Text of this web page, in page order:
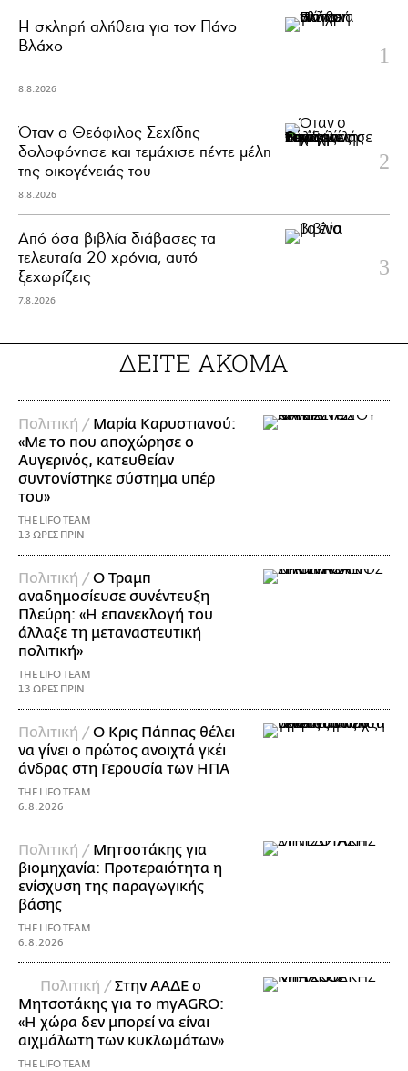
H σκληρή αλήθεια για τον Πάνο
Βλάχο
8.8.2026
Όταν ο Θεόφιλος Σεχίδης
δολοφόνησε και τεμάχισε πέντε μέλη
της οικογένειάς του
8.8.2026
Από όσα βιβλία διάβασες τα
τελευταία 20 χρόνια, αυτό
ξεχωρίζεις
7.8.2026
ΔΕΙΤΕ ΑΚΟΜΑ
Πολιτική / Μαρία Καρυστιανού:
«Με το που αποχώρησε ο
Αυγερινός, κατευθείαν
συντονίστηκε σύστημα υπέρ
του»
THE LIFO TEAM
13 ΩΡΕΣ ΠΡΙΝ
Πολιτική /Ο Τραμπ
αναδημοσίευσε συνέντευξη
Πλεύρη: «Η επανεκλογή του
άλλαξε τη μεταναστευτική
πολιτική»
THE LIFO TEAM
13 ΩΡΕΣ ΠΡΙΝ
Πολιτική /Ο Κρις Πάππας θέλει
να γίνει ο πρώτος ανοιχτά γκέι
άνδρας στη Γερουσία των ΗΠΑ
THE LIFO TEAM
6.8.2026
Πολιτική / Μητσοτάκης για
βιομηχανία: Προτεραιότητα η
ενίσχυση της παραγωγικής
βάσης
THE LIFO TEAM
6.8.2026
Πολιτική /Στην ΑΑΔΕ ο
Μητσοτάκης για το myAGRO:
«Η χώρα δεν μπορεί να είναι
αιχμάλωτη των κυκλωμάτων»
THE LIFO TEAM